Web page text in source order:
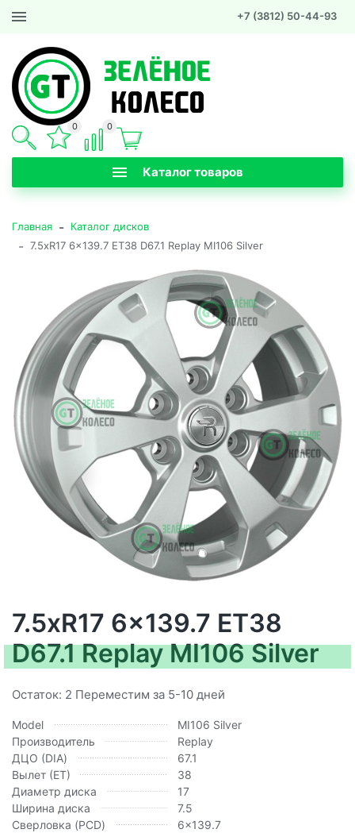
+7 (3812) 50-44-93
Каталог товаров
0 0
Главная - Каталог дисков
- 7.5xR17 6x139.7 ET38 D67.1 Replay MI106 Silver
7.5xR17 6x139.7 ET38
D67.1 Replay MI106 Silver
Остаток: 2 Переместим за 5-10 дней
Model
MI106 Silver
Производитель
Replay
ДЦО (DIA)
67.1
Вылет (ЕТ)
38
Диаметр диска
17
Ширина диска
7.5
Сверловка (PCD)
6x139.7